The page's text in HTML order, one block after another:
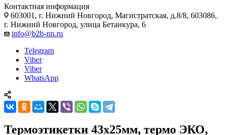
Контактная информация
603001, г. Нижний Новгород, Магистратская, д.8/8, 603086,
г. Нижний Новгород, улица Бетанкура, 6
info@b2b-nn.ru
Telegram
Viber
Viber
WhatsApp
Термоэтикетки 43х25мм, термо ЭКО,